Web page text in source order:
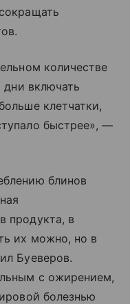
количестве
включать
клетчатки,
быстрее», —
блинов
продукта, в
их можно, но в
Буеверов.
с ожирением,
болезнью